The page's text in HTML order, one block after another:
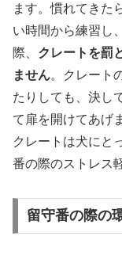
ます。慣れてきた
い時間から練習し
際、 クレートを罰
ません。クレート
たりしても、決し
て扉を開けてあげ
クレートは犬にと
番の際のストレス
留守番の際の